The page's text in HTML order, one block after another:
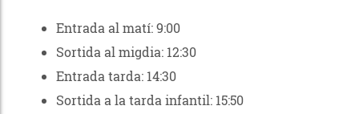
Entrada al matí: 9:00
Sortida al migdia: 12:30
Entrada tarda: 14:30
Sortida a la tarda infantil: 15:50